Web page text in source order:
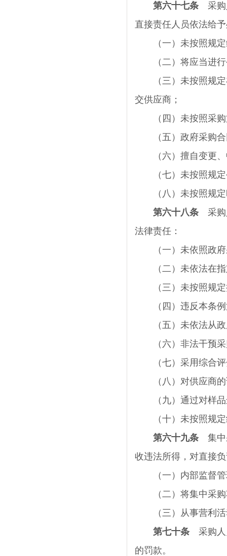
第六十七条 采购
直接责任人员依法给
（一）未按照规定
（二）将应当进行
（三）未按照规定
交供应商；
（四）未按照采购
（五）政府采购合
（六）擅自变更、
（七）未按照规定
（八）未按照规定
第六十八条 采购
法律责任：
（一）未依照政府
（二）未依法在指
（三）未按照规定
（四）违反本条例
（五）未依法从政
（六）非法干预采
（七）采用综合评
（八）对供应商的
（九）通过对样品
（十）未按照规定
第六十九条 集中
收违法所得，对直接
（一）内部监督管
（二）将集中采购
（三）从事营利活
第七十条 采购人
的罚款。